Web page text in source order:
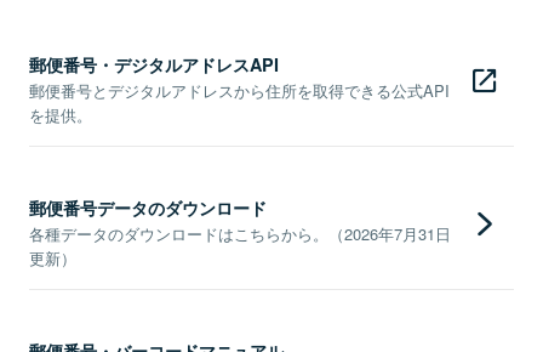
郵便番号・デジタルアドレスAPI
郵便番号とデジタルアドレスから住所を取得できる公式API
を提供。
郵便番号データのダウンロード
各種データのダウンロードはこちらから。（2026年7月31日
更新）